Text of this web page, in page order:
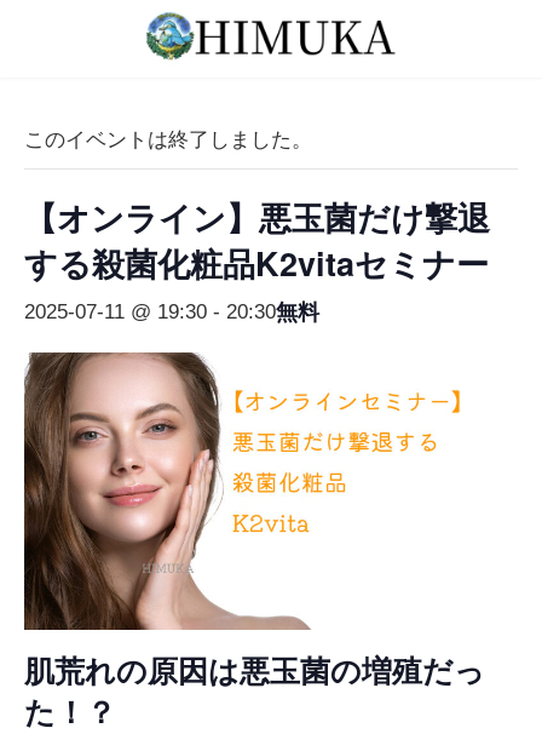
このイベントは終了しました。
【オンライン】悪玉菌だけ撃退
する殺菌化粧品K2vitaセミナー
2025-07-11 @ 19:30 - 20:30無料
肌荒れの原因は悪玉菌の増殖だっ
た！？